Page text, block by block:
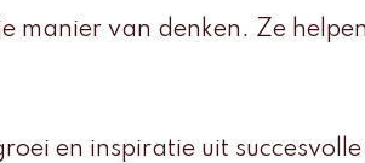
manier van denken. Ze
en inspiratie uit succesvolle